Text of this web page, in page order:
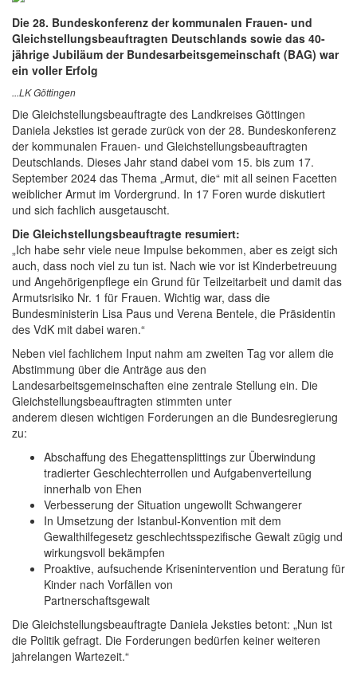
Die 28. Bundeskonferenz der kommunalen Frauen- und
Gleichstellungsbeauftragten Deutschlands sowie das 40-
jährige Jubiläum der Bundesarbeitsgemeinschaft (BAG) war
ein voller Erfolg
...LK Göttingen
Die Gleichstellungsbeauftragte des Landkreises Göttingen
Daniela Jeksties ist gerade zurück von der 28. Bundeskonferenz
der kommunalen Frauen- und Gleichstellungsbeauftragten
Deutschlands. Dieses Jahr stand dabei vom 15. bis zum 17.
September 2024 das Thema „Armut, die“ mit all seinen Facetten
weiblicher Armut im Vordergrund. In 17 Foren wurde diskutiert
und sich fachlich ausgetauscht.
Die Gleichstellungsbeauftragte resumiert:
„Ich habe sehr viele neue Impulse bekommen, aber es zeigt sich
auch, dass noch viel zu tun ist. Nach wie vor ist Kinderbetreuung
und Angehörigenpflege ein Grund für Teilzeitarbeit und damit das
Armutsrisiko Nr. 1 für Frauen. Wichtig war, dass die
Bundesministerin Lisa Paus und Verena Bentele, die Präsidentin
des VdK mit dabei waren.“
Neben viel fachlichem Input nahm am zweiten Tag vor allem die
Abstimmung über die Anträge aus den
Landesarbeitsgemeinschaften eine zentrale Stellung ein. Die
Gleichstellungsbeauftragten stimmten unter
anderem diesen wichtigen Forderungen an die Bundesregierung
zu:
Abschaffung des Ehegattensplittings zur Überwindung
tradierter Geschlechterrollen und Aufgabenverteilung
innerhalb von Ehen
Verbesserung der Situation ungewollt Schwangerer
In Umsetzung der Istanbul-Konvention mit dem
Gewalthilfegesetz geschlechtsspezifische Gewalt zügig und
wirkungsvoll bekämpfen
Proaktive, aufsuchende Krisenintervention und Beratung für
Kinder nach Vorfällen von
Partnerschaftsgewalt
Die Gleichstellungsbeauftragte Daniela Jeksties betont: „Nun ist
die Politik gefragt. Die Forderungen bedürfen keiner weiteren
jahrelangen Wartezeit.“